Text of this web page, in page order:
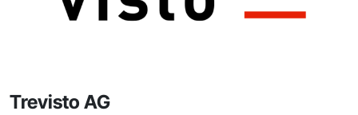
Trevisto AG